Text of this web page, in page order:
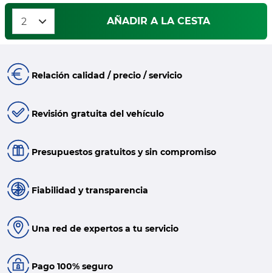
AÑADIR A LA CESTA
Relación calidad / precio / servicio
Revisión gratuita del vehículo
Presupuestos gratuitos y sin compromiso
Fiabilidad y transparencia
Una red de expertos a tu servicio
Pago 100% seguro